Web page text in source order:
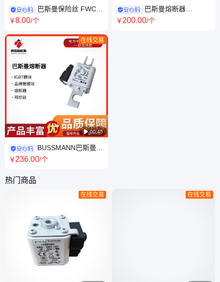
巴斯曼保险丝 FWC-
32A10F
600V
￥8.00/个
 00:45
在线交易
BUSSMANN巴斯曼熔
断器170M5967 170M5966
170M5970
￥236.00/个
巴斯曼熔断器
170M1831 170M1802
￥200.00/个
热门商品
在线交易 在线交易